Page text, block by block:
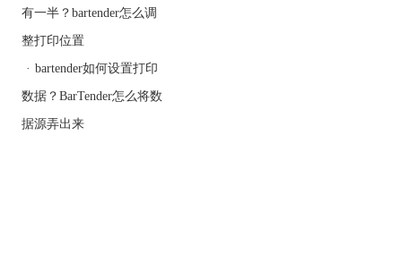
有一半？bartender怎么调
整打印位置
· bartender如何设置打印
数据？BarTender怎么将数
据源弄出来